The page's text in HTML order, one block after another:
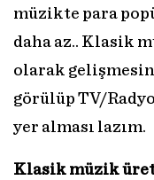
müzikte para
daha az.. Klasik
olarak
görülüp TV/
yer alması lazım.
Klasik müzik